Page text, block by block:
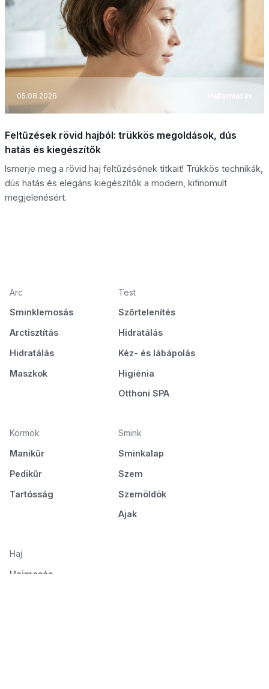
05.08.2026 Hajformázás
Feltűzések rövid hajból: trükkös megoldások, dús
hatás és kiegészítők
Ismerje meg a rövid haj feltűzésének titkait! Trükkös technikák,
dús hatás és elegáns kiegészítők a modern, kifinomult
megjelenésért.
Arc
Sminklemosás
Arctisztítás
Hidratálás
Maszkok
Test
Szőrtelenítés
Hidratálás
Kéz- és lábápolás
Higiénia
Otthoni SPA
Körmök
Manikűr
Pedikűr
Tartósság
Smink
Sminkalap
Szem
Szemöldök
Ajak
Haj
Hajmosás